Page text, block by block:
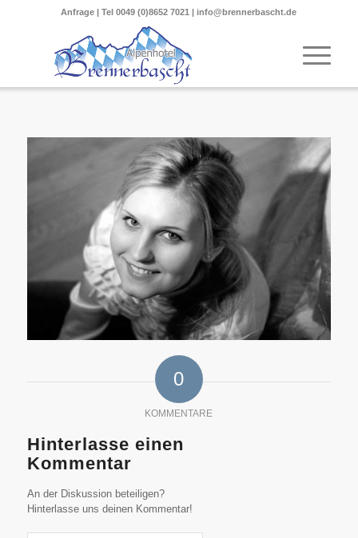
Anfrage | Tel0049 (0)8652 7021 |info@brennerbascht.de
0
KOMMENTARE
Hinterlasse einen
Kommentar
An der Diskussion beteiligen?
Hinterlasse uns deinen Kommentar!